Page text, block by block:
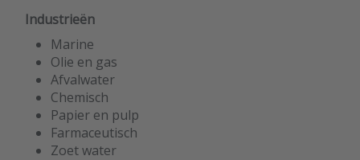
Industrieën
Marine
Olie en gas
Afvalwater
Chemisch
Papier en pulp
Farmaceutisch
Zoet water